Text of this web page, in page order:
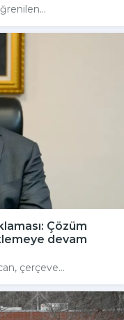
Çözüm
devam
çerçeve...